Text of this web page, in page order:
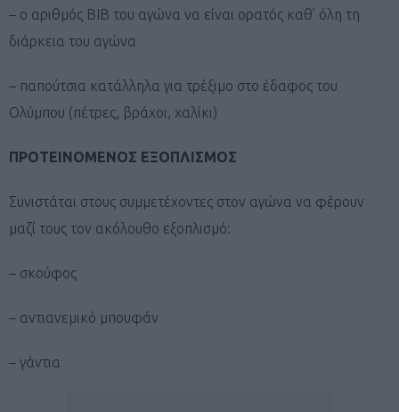
– ο αριθμός BIB του αγώνα να είναι ορατός καθ’ όλη τη
διάρκεια του αγώνα
– παπούτσια κατάλληλα για τρέξιμο στο έδαφος του
Ολύμπου (πέτρες, βράχοι, χαλίκι)
ΠΡΟΤΕΙΝΟΜΕΝΟΣ ΕΞΟΠΛΙΣΜΟΣ
Συνιστάται στους συμμετέχοντες στον αγώνα να φέρουν
μαζί τους τον ακόλουθο εξοπλισμό:
– σκούφος
– αντιανεμικό μπουφάν
– γάντια